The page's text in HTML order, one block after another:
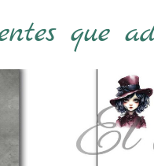
que